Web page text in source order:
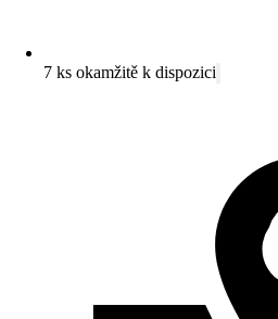
7 ks okamžitě k dispozici